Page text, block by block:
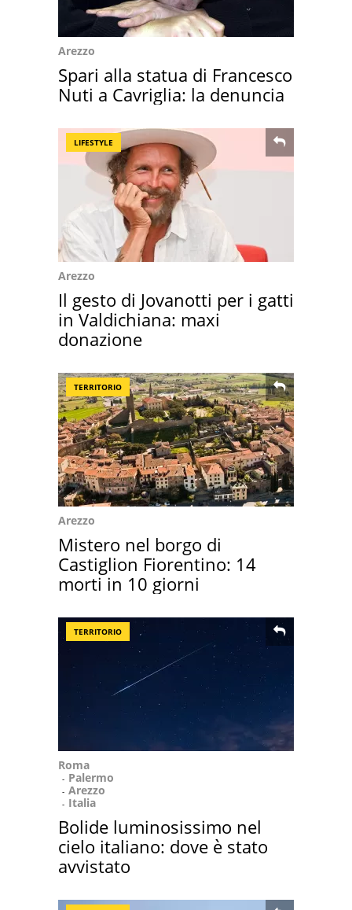
Arezzo
Spari alla statua di Francesco
Nuti a Cavriglia: la denuncia
LIFESTYLE
Arezzo
Il gesto di Jovanotti per i gatti
in Valdichiana: maxi
donazione
TERRITORIO
Arezzo
Mistero nel borgo di
Castiglion Fiorentino: 14
morti in 10 giorni
TERRITORIO
Roma
Palermo
Arezzo
Italia
Bolide luminosissimo nel
cielo italiano: dove è stato
avvistato